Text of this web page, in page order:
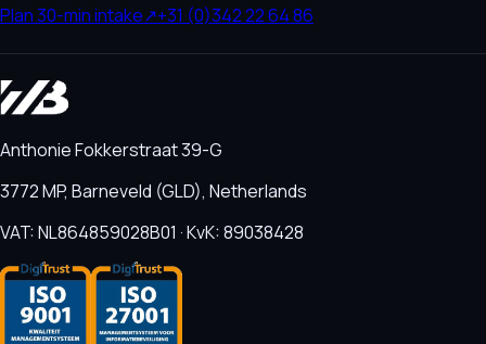
Plan 30-min intake↗+31 (0)342 22 64 86
Anthonie Fokkerstraat 39-G
3772 MP, Barneveld (GLD), Netherlands
VAT: NL864859028B01 · KvK: 89038428